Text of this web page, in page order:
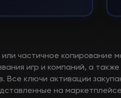
частичное копирование
игр и компаний, а
Все ключи активации
на